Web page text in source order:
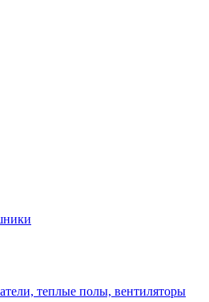
теплые полы, вентиляторы